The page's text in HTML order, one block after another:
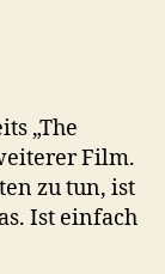
„The
Film.
zu tun, ist
Ist einfach